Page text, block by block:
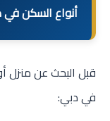
أنواع السكن في
قبل البحث عن منزل
في دبي: